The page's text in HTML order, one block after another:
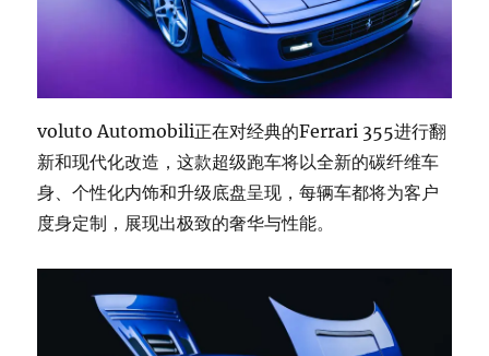
voluto Automobili正在对经典的Ferrari 355进行翻
新和现代化改造，这款超级跑车将以全新的碳纤维车
身、个性化内饰和升级底盘呈现，每辆车都将为客户
度身定制，展现出极致的奢华与性能。